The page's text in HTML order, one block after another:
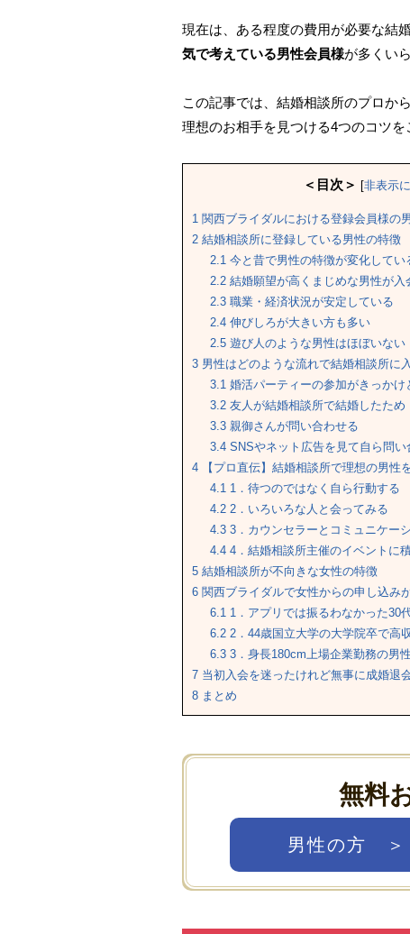
現在は、ある程度の費用が必要な結
気で考えている男性会員様が多くい
この記事では、結婚相談所のプロか
理想のお相手を見つける4つのコツを
＜目次＞ [非表示
1 関西ブライダルにおける登録会員様の
2 結婚相談所に登録している男性の特徴
2.1今と昔で男性の特徴が変化してい
2.2結婚願望が高くまじめな男性が入
2.3職業・経済状況が安定している
2.4伸びしろが大きい方も多い
2.5遊び人のような男性はほぼいない
3 男性はどのような流れで結婚相談所に
3.1婚活パーティーの参加がきっかけ
3.2友人が結婚相談所で結婚したため
3.3親御さんが問い合わせる
3.4SNSやネット広告を見て自ら問い
4 【プロ直伝】結婚相談所で理想の男性
4.11．待つのではなく自ら行動する
4.22．いろいろな人と会ってみる
4.33．カウンセラーとコミュニケー
4.44．結婚相談所主催のイベントに
5 結婚相談所が不向きな女性の特徴
6 関西ブライダルで女性からの申し込み
6.11．アプリでは振るわなかった30
6.22．44歳国立大学の大学院卒で高
6.33．身長180cm上場企業勤務の男性
7 当初入会を迷ったけれど無事に成婚退
8 まとめ
無料
男性の方 ＞